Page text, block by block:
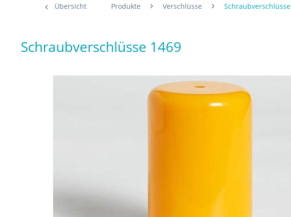
Übersicht Produkte Verschlüsse Schraubverschlüsse
Schraubverschlüsse 1469